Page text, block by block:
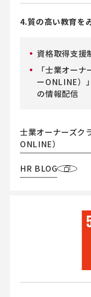
4.質の高い教育を
資格取得支援
「士業オー
ーONLINE）
の情報配信
士業オーナーズク
ONLINE）
HR BLOG